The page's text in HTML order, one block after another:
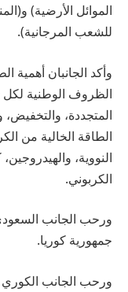
الموائل الأرضية)
للشعب المرجانية).
وأكد الجانبان أهمية
الظروف الوطنية لكل
المتجددة، والتخفيض،
الطاقة الخالية من
النووية،
الكربوني.
ورحب الجانب
جمهورية كوريا.
ورحب الجانب الكوري